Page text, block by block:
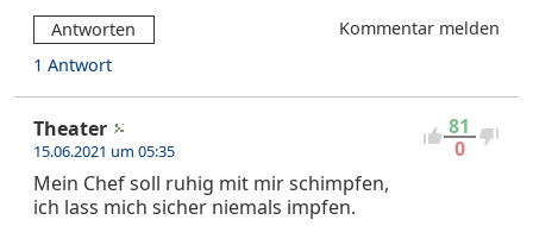
Antworten
Kommentar melden
1 Antwort
81
0
Theater
15.06.2021 um 05:35
Mein Chef soll ruhig mit mir schimpfen,
ich lass mich sicher niemals impfen.